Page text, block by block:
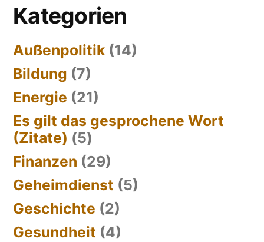
Kategorien
Außenpolitik (14)
Bildung (7)
Energie (21)
Es gilt das gesprochene Wort
(Zitate) (5)
Finanzen (29)
Geheimdienst (5)
Geschichte (2)
Gesundheit (4)